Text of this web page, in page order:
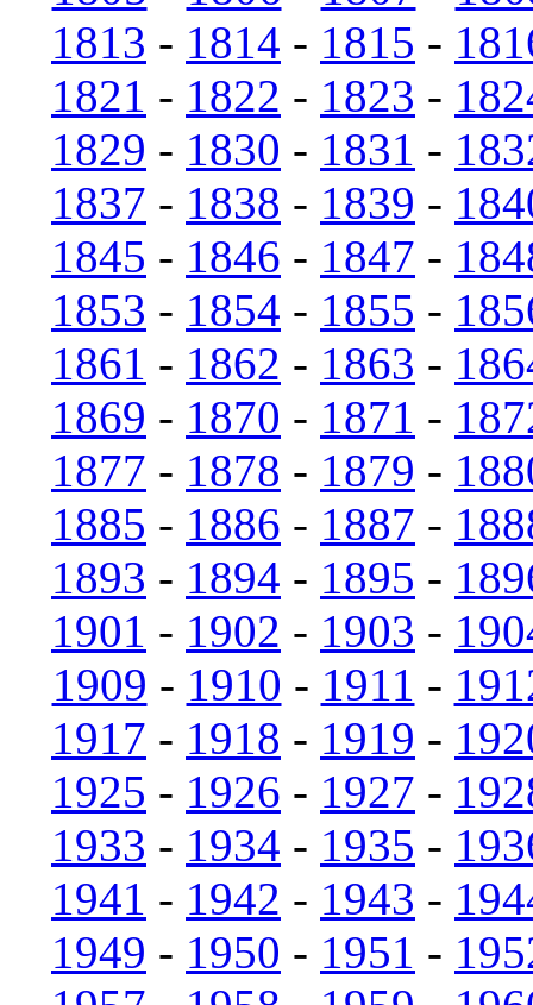
1813 - 1814 - 1815 -
1821 - 1822 - 1823 -
1829 - 1830 - 1831 -
1837 - 1838 - 1839 -
1845 - 1846 - 1847 -
1853 - 1854 - 1855 -
1861 - 1862 - 1863 -
1869 - 1870 - 1871 -
1877 - 1878 - 1879 -
1885 - 1886 - 1887 -
1893 - 1894 - 1895 -
1901 - 1902 - 1903 -
1909 - 1910 - 1911 -
1917 - 1918 - 1919 -
1925 - 1926 - 1927 -
1933 - 1934 - 1935 -
1941 - 1942 - 1943 -
1949 - 1950 - 1951 -